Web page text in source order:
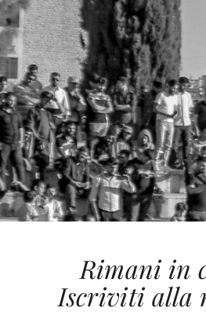
Rimani in
Iscriviti alla